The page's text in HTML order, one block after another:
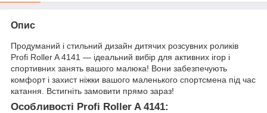
Опис
Продуманий і стильний дизайн дитячих розсувних роликів
Profi Roller A 4141 — ідеальний вибір для активних ігор і
спортивних занять вашого малюка! Вони забезпечують
комфорт і захист ніжки вашого маленького спортсмена під час
катання. Встигніть замовити прямо зараз!
Особливості Profi Roller A 4141: